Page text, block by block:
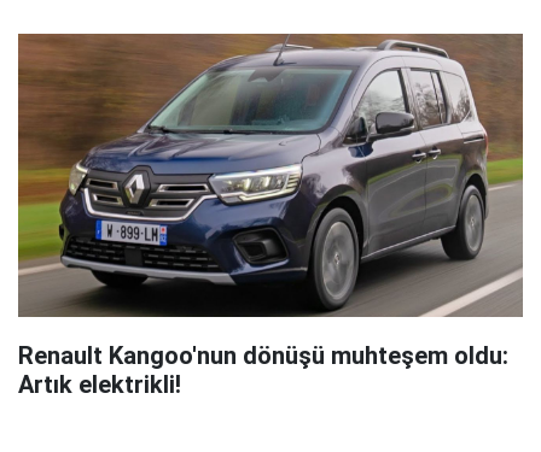
Renault Kangoo'nun dönüşü muhteşem oldu:
Artık elektrikli!